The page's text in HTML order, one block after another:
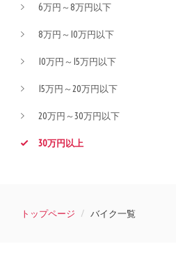
6万円～8万円以下
8万円～10万円以下
10万円～15万円以下
15万円～20万円以下
20万円～30万円以下
30万円以上
トップページ バイク一覧